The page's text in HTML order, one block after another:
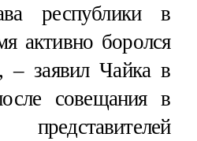
республики в
активно боролся
– заявил Чайка в
совещания в